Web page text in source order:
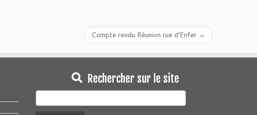
Compte rendu Réunion rue d’Enfer →
Rechercher sur le site